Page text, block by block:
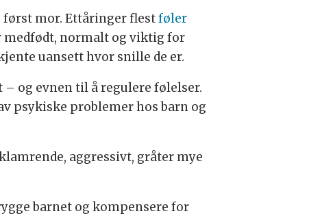
først mor. Ettåringer flestføler
medfødt, normalt og viktig for
uansett hvor snille de er.
og evnen til å regulere følelser.
psykiske problemer hos barn og
aggressivt, gråter mye
barnet og kompensere for